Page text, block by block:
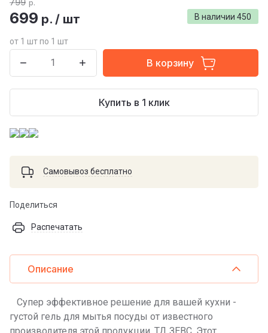
В наличии 450
799 р.
699 р. / шт
от 1 шт по 1 шт
В корзину
Купить в 1 клик
Самовывоз бесплатно
Поделиться
Распечатать
Описание
Супер эффективное решение для вашей кухни -
густой гель для мытья посуды от известного